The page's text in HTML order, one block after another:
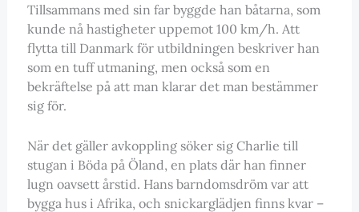
Tillsammans med sin far byggde han båtarna, som
kunde nå hastigheter uppemot 100 km/h. Att
flytta till Danmark för utbildningen beskriver han
som en tuff utmaning, men också som en
bekräftelse på att man klarar det man bestämmer
sig för.
När det gäller avkoppling söker sig Charlie till
stugan i Böda på Öland, en plats där han finner
lugn oavsett årstid. Hans barndomsdröm var att
bygga hus i Afrika, och snickarglädjen finns kvar –